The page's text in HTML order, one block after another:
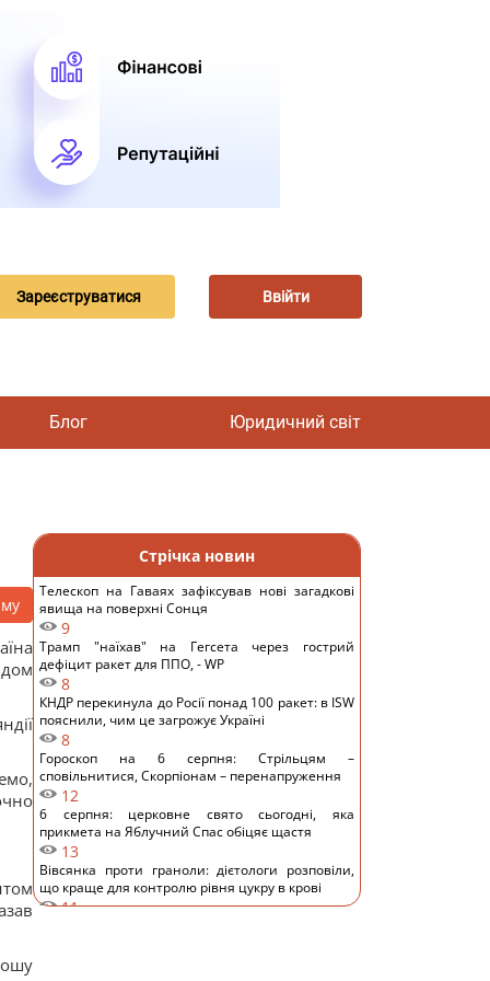
Зареєструватися Ввійти
Блог Юридичний світ
Стрічка новин
Телескоп на Гаваях зафіксував нові загадкові
явища на поверхні Сонця
9
Трамп "наїхав" на Гегсета через гострий
дефіцит ракет для ППО, - WP
8
КНДР перекинула до Росії понад 100 ракет: в ISW
пояснили, чим це загрожує Україні
8
Гороскоп на 6 серпня: Стрільцям –
сповільнитися, Скорпіонам – перенапруження
12
6 серпня: церковне свято сьогодні, яка
прикмета на Яблучний Спас обіцяє щастя
13
Вівсянка проти граноли: дієтологи розповіли,
що краще для контролю рівня цукру в крові
11